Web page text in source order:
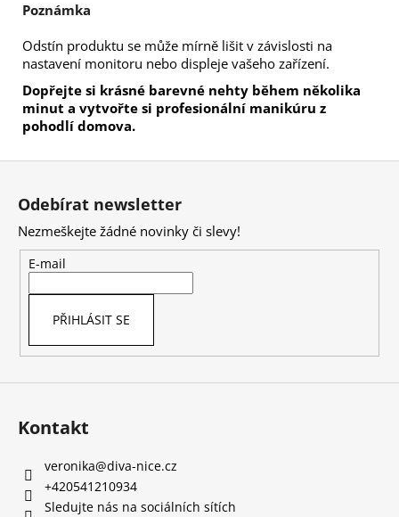
Poznámka
Odstín produktu se může mírně lišit v závislosti na
nastavení monitoru nebo displeje vašeho zařízení.
Dopřejte si krásné barevné nehty během několika
minut a vytvořte si profesionální manikúru z
pohodlí domova.
Odebírat newsletter
Nezmeškejte žádné novinky či slevy!
E-mail
PŘIHLÁSIT SE
Kontakt
veronika@diva-nice.cz
+420541210934
Sledujte nás na sociálních sítích